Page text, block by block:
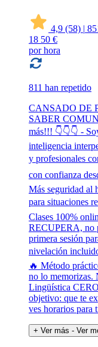
4,9 (58) |
18 50 €
por hora
811 han repetido
CANSADO DE
SABER
más!!! 👇👇👇 -
inteligencia
y profesionales
con confianza
Más seguridad al
para situaciones
Clases 100%
RECUPERA, no
primera sesión
nivelación
🔥 Método
no lo memorizas.
Lingüística
objetivo: que te
ves horarios para
+ Ver más - Ver